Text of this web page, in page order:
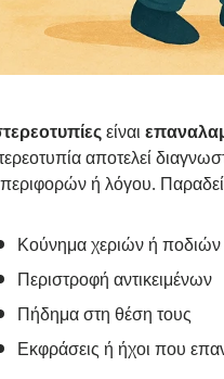
είναι
αποτελεί
ή λόγου.
Κούνημα χεριών ή ποδιών
Περιστροφή αντικειμένων
Πήδημα στη θέση τους
Εκφράσεις ή ήχοι που